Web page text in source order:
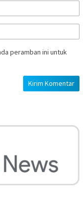
peramban ini untuk